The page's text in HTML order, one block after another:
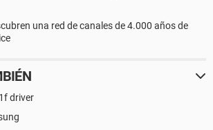
una red de canales de 4.000 años de
driver